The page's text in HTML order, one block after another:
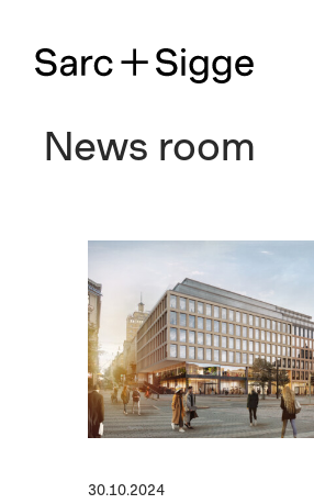
News room
30.10.2024